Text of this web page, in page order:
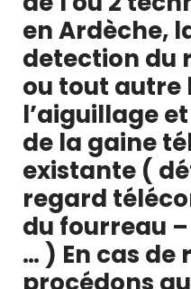
en Ardèche,
detection du
ou tout autre
l’aiguillage
de la gaine
existante (
regard
du fourreau
… ) En cas de